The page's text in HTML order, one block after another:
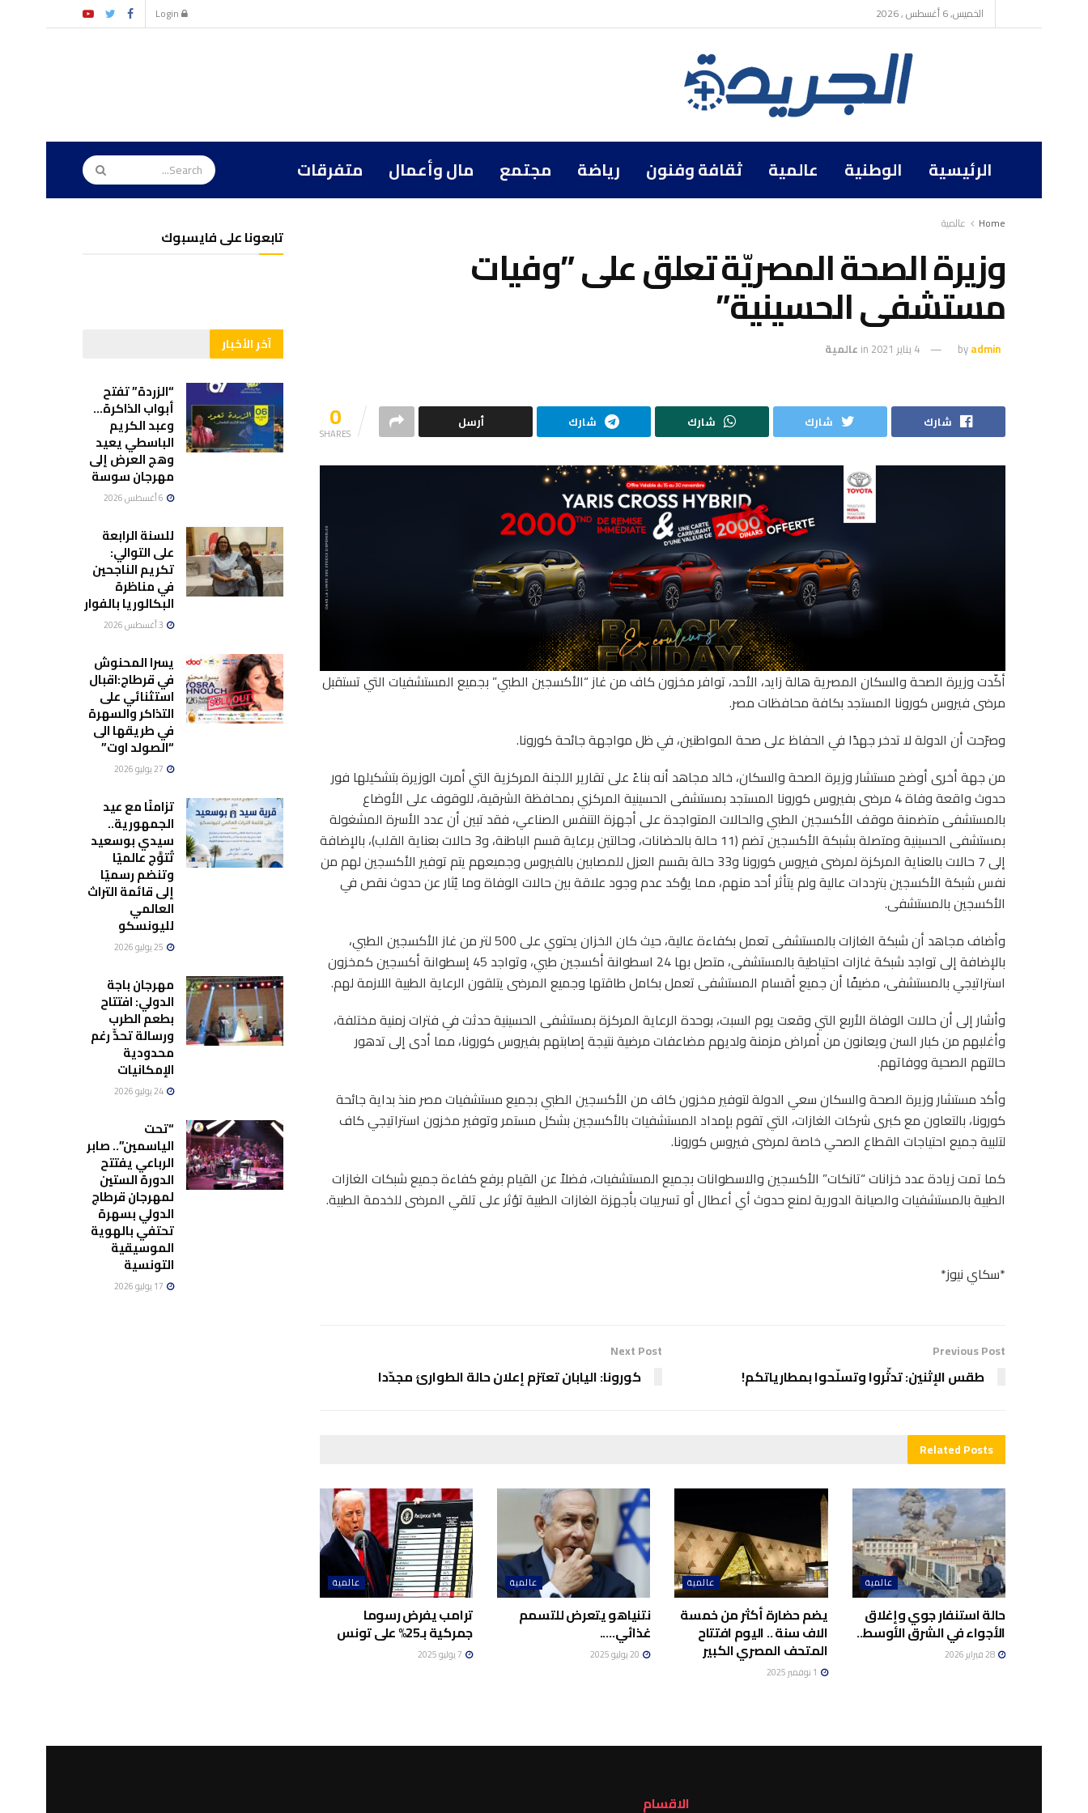
الخميس, 6 أغسطس , 2026
الرئيسية الوطنية عالمية ثقافة وفنون رياضة مجتمع مال وأعمال متفرقات
Home عالمية
وزيرة الصحة المصريّة تعلق على ”وفيات
مستشفى الحسينية”
byadmin 4 يناير 2021 in عالمية
0
SHARES
شارك شارك شارك شارك أرسل
أكّدت وزيرة الصحة والسكان المصرية هالة زايد، الأحد، توافر مخزون كاف من غاز “الأكسجين الطبي” بجميع المستشفيات التي تستقبل
مرضى فيروس كورونا المستجد بكافة محافظات مصر.
وصرّحت أن الدولة لا تدخر جهدًا في الحفاظ على صحة المواطنين، في ظل مواجهة جائحة كورونا.
من جهة أخرى أوضح مستشار وزيرة الصحة والسكان، خالد مجاهد أنه بناءً على تقارير اللجنة المركزية التي أمرت الوزيرة بتشكيلها فور
حدوث واقعة وفاة 4 مرضى بفيروس كورونا المستجد بمستشفى الحسينية المركزي بمحافظة الشرقية، للوقوف على الأوضاع
بالمستشفى متضمنة موقف الأكسجين الطبي والحالات المتواجدة على أجهزة التنفس الصناعي، فقد تبين أن عدد الأسرة المشغولة
بمستشفى الحسينية ومتصلة بشبكة الأكسجين تضم (11 حالة بالحضانات، وحالتين برعاية قسم الباطنة، و3 حالات بعناية القلب)، بالإضافة
إلى 7 حالات بالعناية المركزة لمرضى فيروس كورونا و33 حالة بقسم العزل للمصابين بالفيروس وجميعهم يتم توفير الأكسجين لهم من
نفس شبكة الأكسجين بترددات عالية ولم يتأثر أحد منهم، مما يؤكد عدم وجود علاقة بين حالات الوفاة وما يُثار عن حدوث نقص في
الأكسجين بالمستشفى.
وأضاف مجاهد أن شبكة الغازات بالمستشفى تعمل بكفاءة عالية، حيث كان الخزان يحتوي على 500 لتر من غاز الأكسجين الطبي،
بالإضافة إلى تواجد شبكة غازات احتياطية بالمستشفى، متصل بها 24 اسطوانة أكسجين طبي، وتواجد 45 إسطوانة أكسجين كمخزون
استراتيجي بالمستشفى، مضيفًا أن جميع أقسام المستشفى تعمل بكامل طاقتها وجميع المرضى يتلقون الرعاية الطبية اللازمة لهم.
وأشار إلى أن حالات الوفاة الأربع التي وقعت يوم السبت، بوحدة الرعاية المركزة بمستشفى الحسينية حدثت في فترات زمنية مختلفة،
وأغلبهم من كبار السن ويعانون من أمراض مزمنة ولديهم مضاعفات مرضية نتيجة إصابتهم بفيروس كورونا، مما أدى إلى تدهور
حالتهم الصحية ووفاتهم.
وأكد مستشار وزيرة الصحة والسكان سعي الدولة لتوفير مخزون كاف من الأكسجين الطبي بجميع مستشفيات مصر منذ بداية جائحة
كورونا، بالتعاون مع كبرى شركات الغازات، التي تقوم بإمداد المستشفيات بالأكسجين بشكل مستمر وتوفير مخزون استراتيجي كاف
لتلبية جميع احتياجات القطاع الصحي خاصة لمرضى فيروس كورونا.
كما تمت زيادة عدد خزانات “تانكات” الأكسجين والاسطوانات بجميع المستشفيات، فضلاً عن القيام برفع كفاءة جميع شبكات الغازات
الطبية بالمستشفيات والصيانة الدورية لمنع حدوث أي أعطال أو تسريبات بأجهزة الغازات الطبية تؤثر على تلقي المرضى للخدمة الطبية.
*سكاي نيوز*
Previous Post
طقس الإثنين: تدثّروا وتسلّحوا بمطارياتكم!
Next Post
كورونا: اليابان تعتزم إعلان حالة الطوارئ مجدّدا
RelatedPosts
عالمية
حالة استنفار جوي وإغلاق
الأجواء في الشرق الأوسط..
عالمية
يضم حضارة أكثر من خمسة
الاف سنة .. اليوم افتتاح
المتحف المصري الكبير
عالمية
نتنياهو يتعرض للتسمم
غذائي…..
عالمية
ترامب يفرض رسوما
جمركية بـ25% على تونس
تابعونا على فايسبوك
آخر الأخبار
“الزردة” تفتح
أبواب الذاكرة…
وعبد الكريم
الباسطي يعيد
وهج العرض إلى
مهرجان سوسة
للسنة الرابعة
على التوالي:
تكريم الناجحين
في مناظرة
البكالوريا بالفوار
يسرا المحنوش
في قرطاج:اقبال
استثنائي على
التذاكر والسهرة
في طريقها الى
“الصولد اوت”
تزامنًا مع عيد
الجمهورية..
سيدي بوسعيد
تُتوَّج عالميًا
وتنضم رسميًا
إلى قائمة التراث
العالمي
لليونسكو
مهرجان باجة
الدولي: افتتاح
بطعم الطرب
ورسالة تحدٍّ رغم
محدودية
الإمكانيات
24 يوليو 2026
“تحت
الياسمين”.. صابر
الرباعي يفتتح
الدورة الستين
لمهرجان قرطاج
الدولي بسهرة
تحتفي بالهوية
الموسيقية
التونسية
الاقسام